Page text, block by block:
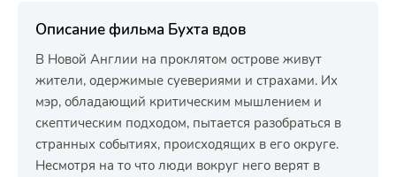
Описание фильма Бухта вдов
В Новой Англии на проклятом острове живут
жители, одержимые суевериями и страхами. Их
мэр, обладающий критическим мышлением и
скептическим подходом, пытается разобраться в
странных событиях, происходящих в его округе.
Несмотря на то что люди вокруг него верят в